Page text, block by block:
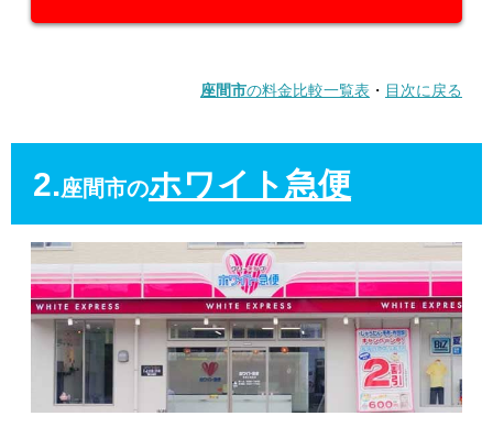
座間市の料金比較一覧表 ・ 目次に戻る
2.座間市のホワイト急便